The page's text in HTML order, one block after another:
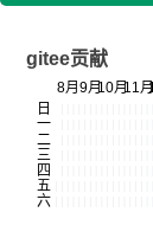
gitee贡献